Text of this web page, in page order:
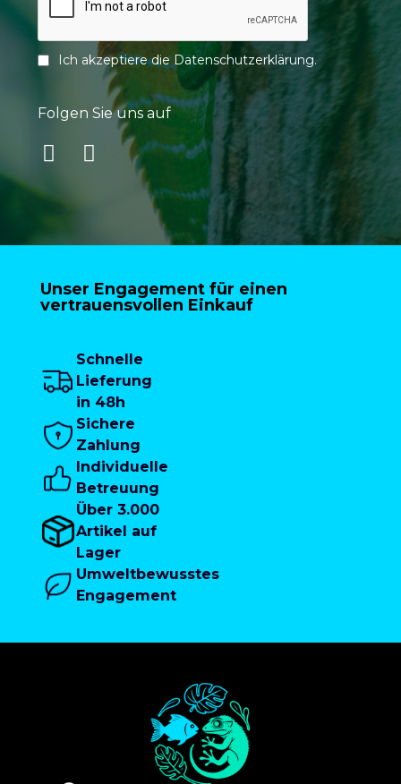
Ich akzeptiere dieDatenschutzerklärung.
Folgen Sie uns auf
Unser Engagement für einen
vertrauensvollen Einkauf
Schnelle
Lieferung
in 48h
Sichere
Zahlung
Individuelle
Betreuung
Über 3.000
Artikel auf
Lager
Umweltbewusstes
Engagement